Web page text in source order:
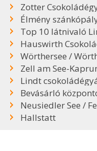
Zotter
Élmény
Top 10 látnivaló
Hauswirth
Wörthersee /
Zell am See-
Lindt
Bevásárló
Neusiedler See /
Hallstatt